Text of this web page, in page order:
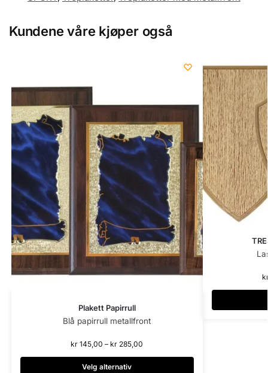
Kundene våre kjøper også
Plakett Papirrull
Blå papirrull metallfront
kr 145,00 – kr 285,00
Velg alternativ